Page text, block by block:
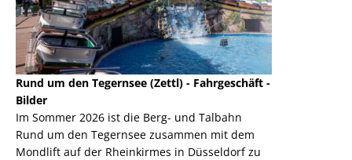
Rund um den Tegernsee (Zettl) - Fahrgeschäft -
Bilder
Im Sommer 2026 ist die Berg- und Talbahn
Rund um den Tegernsee zusammen mit dem
Mondlift auf der Rheinkirmes in Düsseldorf zu